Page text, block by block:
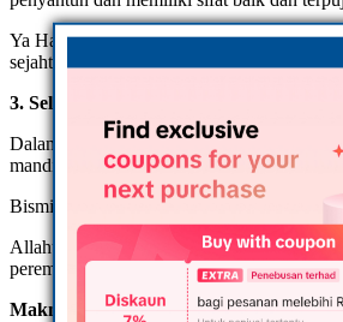
Ya Hafiz Ya Muhaimin Ya Salam (Moga
sejahterakan anak)
3. Selepas Dilahirkan
Dalam masa yang sama, anak yang dah
mandikan, pakaikan pakaian, susukan,
Bismillahirrahmanirrahim
Allahumma faqqiha fid din, wa’alimha fit
perempuan).
Maknanya: